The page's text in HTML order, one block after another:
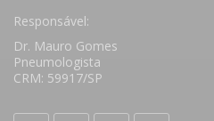
Responsável:
Dr. Mauro Gomes
Pneumologista
CRM: 59917/SP